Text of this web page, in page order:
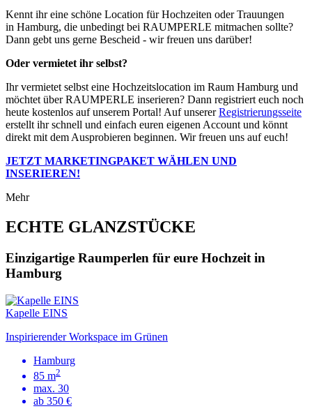
Kennt ihr eine schöne Location für Hochzeiten oder Trauungen
in Hamburg, die unbedingt bei RAUMPERLE mitmachen sollte?
Dann gebt uns gerne Bescheid - wir freuen uns darüber!
Oder vermietet ihr selbst?
Ihr vermietet selbst eine Hochzeitslocation im Raum Hamburg und
möchtet über RAUMPERLE inserieren? Dann registriert euch noch
heute kostenlos auf unserem Portal! Auf unsererRegistrierungsseite
erstellt ihr schnell und einfach euren eigenen Account und könnt
direkt mit dem Ausprobieren beginnen. Wir freuen uns auf euch!
JETZT MARKETINGPAKET WÄHLEN UND
INSERIEREN!
Mehr
ECHTE GLANZSTÜCKE
Einzigartige Raumperlen für eure Hochzeit in
Hamburg
Kapelle EINS
Inspirierender Workspace im Grünen
Hamburg
85 m2
max. 30
ab 350 €